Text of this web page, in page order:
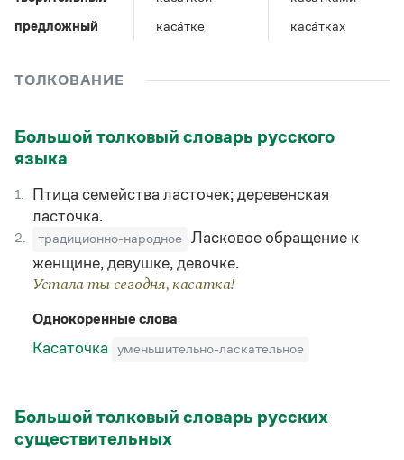
Справочники
Русский язык. Краткий теоретический курс
для школьников
Справочник по пунктуации
Словарь-справочник трудностей
Справочник по фразеологии
Азбучные истины
Словарь-справочник непростые слова
Все справочники портала
Журнал
Статьи
Монологи
Интервью
Управление в русском языке
Словарь русских имён
Правила русской орфографии и пунктуации
(1956)
предложный
каса́тке каса́тках
ТОЛКОВАНИЕ
Большой толковый словарь русских
существительных
Большой толковый словарь русского
языка
1.
Птица семейства ласточек; деревенская
ласточка.
2. традиционно-народное
Ласковое обращение к
женщине, девушке, девочке.
Устала ты сегодня, касатка!
Однокоренные слова
Касаточка уменьшительно-ласкательное